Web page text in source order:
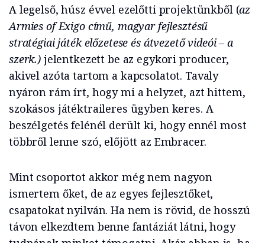
A legelső, húsz évvel ezelőtti projektünkből (az
Armies of Exigo című, magyar fejlesztésű
stratégiai játék előzetese és átvezető videói – a
szerk.) jelentkezett be az egykori producer,
akivel azóta tartom a kapcsolatot. Tavaly
nyáron rám írt, hogy mi a helyzet, azt hittem,
szokásos játéktraileres ügyben keres. A
beszélgetés felénél derült ki, hogy ennél most
többről lenne szó, előjött az Embracer.
Mint csoportot akkor még nem nagyon
ismertem őket, de az egyes fejlesztőket,
csapatokat nyilván. Ha nem is rövid, de hosszú
távon elkezdtem benne fantáziát látni, hogy